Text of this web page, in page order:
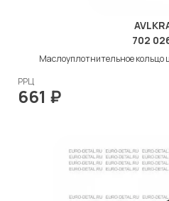
702
Маслоуплотнительное кольцо
РРЦ
661 ₽